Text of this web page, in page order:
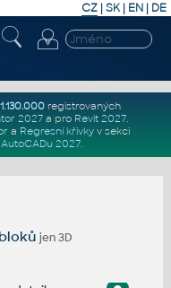
CZ | SK| EN | DE
1.130.000registrovaných
2027a pro Revit 2027.
a Regresní křivkyv sekci
2027.
jen 3D